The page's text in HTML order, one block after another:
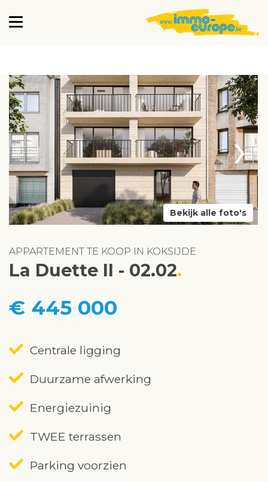
›
Bekijk alle foto's
APPARTEMENT TE KOOP IN KOKSIJDE
La Duette II - 02.02
€ 445 000
Centrale ligging
Duurzame afwerking
Energiezuinig
TWEE terrassen
Parking voorzien